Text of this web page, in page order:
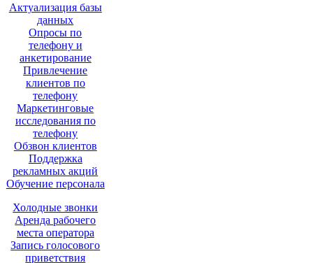
Актуализация базы
данных
Опросы по
телефону и
анкетирование
Привлечение
клиентов по
телефону
Маркетинговые
исследования по
телефону
Обзвон клиентов
Поддержка
рекламных акций
Обучение персонала
Холодные звонки
Аренда рабочего
места оператора
Запись голосового
приветствия